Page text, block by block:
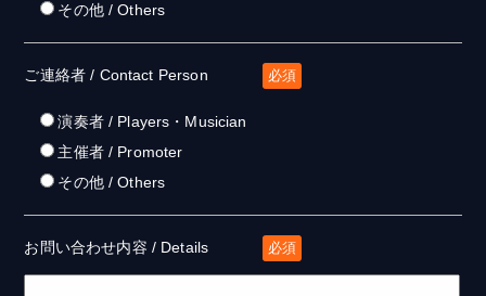
その他 / Others
ご連絡者 / Contact Person 必須
演奏者 / Players・Musician
主催者 / Promoter
その他 / Others
お問い合わせ内容 / Details 必須